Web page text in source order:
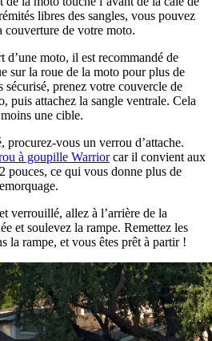
libres des sangles, vous pouvez
couverture de votre moto.
d’une moto, il est recommandé de
sur la roue de la moto pour plus de
sécurisé, prenez votre couvercle de
puis attachez la sangle ventrale. Cela
une cible.
procurez-vous un verrou d’attache.
à goupille Warriorcar il convient aux
pouces, ce qui vous donne plus de
verrouillé, allez à l’arrière de la
et soulevez la rampe. Remettez les
la rampe, et vous êtes prêt à partir !